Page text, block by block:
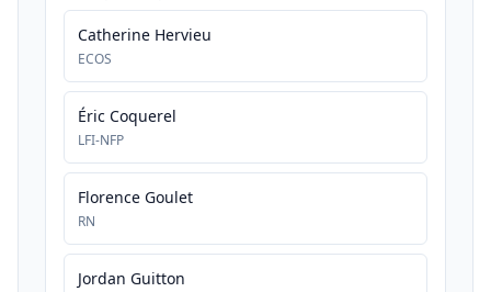
Catherine Hervieu
ECOS
Éric Coquerel
LFI-NFP
Florence Goulet
RN
Jordan Guitton